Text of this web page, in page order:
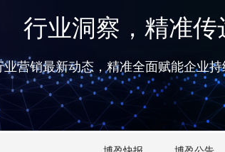
行业洞察，精准传
业营销最新动态，精准全面赋能企业